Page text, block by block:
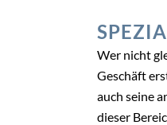
Wer nicht
Geschäft
auch seine
dieser